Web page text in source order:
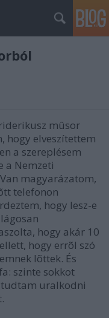
mûsor
hogy elveszítettem
a szereplésem
a Nemzeti
magyarázatom,
telefonon
hogy lesz-e
hogy akár 10
hogy errõl szó
lõttek. És
szinte sokkot
tudtam uralkodni